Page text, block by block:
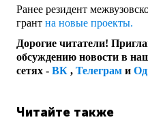
Ранее резидент
грант на новые проекты.
Дорогие читатели!
обсуждению новости в
сетях - ВК , Телеграм и
Читайте также